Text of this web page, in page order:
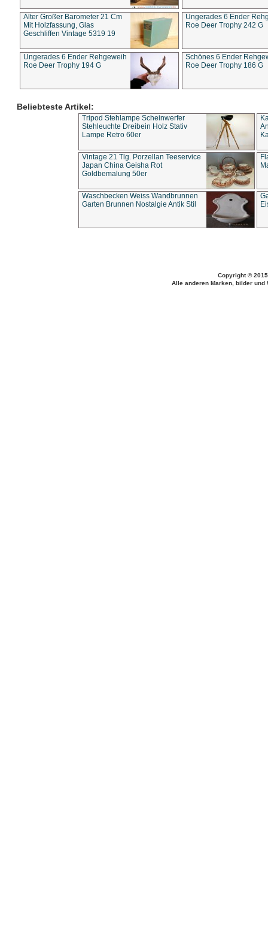
Alter Großer Barometer 21 Cm
Mit Holzfassung, Glas
Geschliffen Vintage 5319 19
Ungerades 6 Ender
Roe Deer Trophy 242 G
Ungerades 6 Ender Rehgeweih
Roe Deer Trophy 194 G
Schönes 6 Ender
Roe Deer Trophy 186 G
Beliebteste Artikel:
Tripod Stehlampe Scheinwerfer
Stehleuchte Dreibein Holz Stativ
Lampe Retro 60er
Vintage 21 Tlg. Porzellan Teeservice
Japan China Geisha Rot
Goldbemalung 50er
Waschbecken Weiss Wandbrunnen
Garten Brunnen Nostalgie Antik Stil
Copyright ©
Alle anderen Marken, bilder und